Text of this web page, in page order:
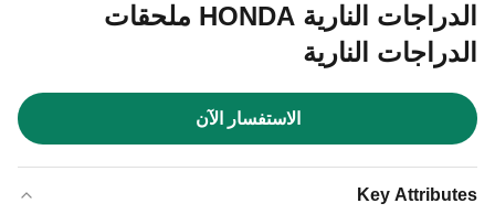
الدراجات النارية HONDA ملحقات
الدراجات النارية
الاستفسار الآن
Key Attributes